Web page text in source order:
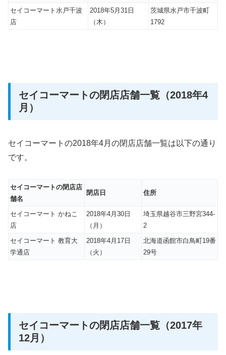
セイコーマート水戸千波
店
2018年5月31日
（木）
茨城県水戸市千波町
1792
セイコーマートの閉店店舗一覧（2018年4
月）
セイコーマートの2018年4月の閉店店舗一覧は以下の通り
です。
セイコーマートの閉店店
舗名
閉店日 住所
セイコーマート かねこ
店
2018年4月30日
（月）
埼玉県越谷市三野宮344-
2
セイコーマート 教育大
学通店
2018年4月17日
（火）
北海道函館市白鳥町19番
29号
セイコーマートの閉店店舗一覧（2017年
12月）